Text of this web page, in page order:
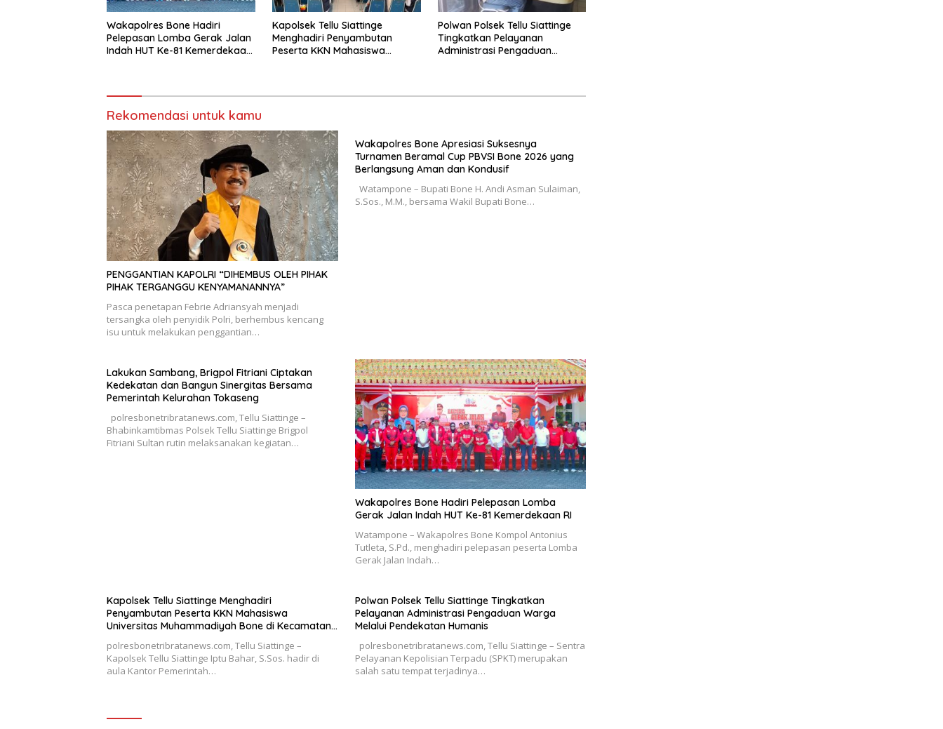
Wakapolres Bone Hadiri
Pelepasan Lomba Gerak Jalan
Indah HUT Ke-81 Kemerdekaan
Kapolsek Tellu Siattinge
Menghadiri Penyambutan
Peserta KKN Mahasiswa
Polwan Polsek Tellu Siattinge
Tingkatkan Pelayanan
Administrasi Pengaduan
Rekomendasi untuk kamu
PENGGANTIAN KAPOLRI “DIHEMBUS OLEH PIHAK
PIHAK TERGANGGU KENYAMANANNYA”
Pasca penetapan Febrie Adriansyah menjadi
tersangka oleh penyidik Polri, berhembus kencang
isu untuk melakukan penggantian…
Wakapolres Bone Apresiasi Suksesnya
Turnamen Beramal Cup PBVSI Bone 2026 yang
Berlangsung Aman dan Kondusif
Watampone – Bupati Bone H. Andi Asman Sulaiman,
S.Sos., M.M., bersama Wakil Bupati Bone…
Lakukan Sambang, Brigpol Fitriani Ciptakan
Kedekatan dan Bangun Sinergitas Bersama
Pemerintah Kelurahan Tokaseng
polresbonetribratanews.com, Tellu Siattinge –
Bhabinkamtibmas Polsek Tellu Siattinge Brigpol
Fitriani Sultan rutin melaksanakan kegiatan…
Wakapolres Bone Hadiri Pelepasan Lomba
Gerak Jalan Indah HUT Ke-81 Kemerdekaan RI
Watampone – Wakapolres Bone Kompol Antonius
Tutleta, S.Pd., menghadiri pelepasan peserta Lomba
Gerak Jalan Indah…
Kapolsek Tellu Siattinge Menghadiri
Penyambutan Peserta KKN Mahasiswa
Universitas Muhammadiyah Bone di Kecamatan
polresbonetribratanews.com, Tellu Siattinge –
Kapolsek Tellu Siattinge Iptu Bahar, S.Sos. hadir di
aula Kantor Pemerintah…
Polwan Polsek Tellu Siattinge Tingkatkan
Pelayanan Administrasi Pengaduan Warga
Melalui Pendekatan Humanis
polresbonetribratanews.com, Tellu Siattinge – Sentra
Pelayanan Kepolisian Terpadu (SPKT) merupakan
salah satu tempat terjadinya…